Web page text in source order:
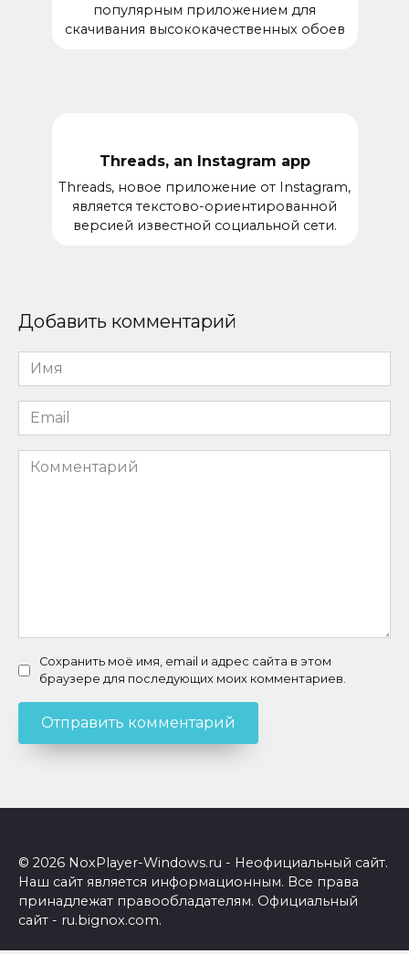
популярным приложением для
скачивания высококачественных обоев
Threads, an Instagram app
Threads, новое приложение от Instagram,
является текстово-ориентированной
версией известной социальной сети.
Добавить комментарий
Имя
*
Email
*
Комментарий
Сохранить моё имя, email и адрес сайта в этом
браузере для последующих моих комментариев.
© 2026 NoxPlayer-Windows.ru - Неофициальный сайт.
Наш сайт является информационным. Все права
принадлежат правообладателям. Официальный
сайт - ru.bignox.com.